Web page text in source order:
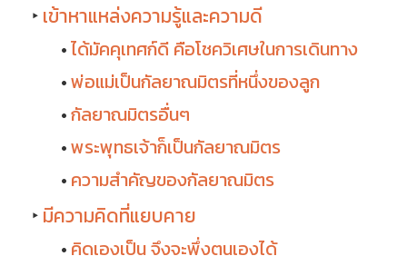
เข้าหาแหล่งความรู้และความดี
ได้มัคคุเทศก์ดี คือโชควิเศษในการเดินทาง
พ่อแม่เป็นกัลยาณมิตรที่หนึ่งของลูก
กัลยาณมิตรอื่นๆ
พระพุทธเจ้าก็เป็นกัลยาณมิตร
ความสำคัญของกัลยาณมิตร
มีความคิดที่แยบคาย
คิดเองเป็น จึงจะพึ่งตนเองได้